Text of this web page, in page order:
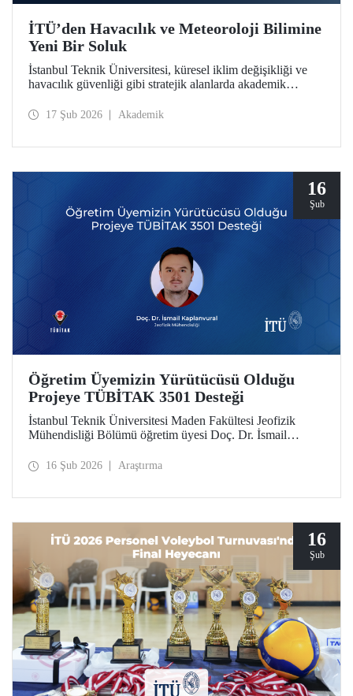
İTÜ’den Havacılık ve Meteoroloji Bilimine
Yeni Bir Soluk
İstanbul Teknik Üniversitesi, küresel iklim değişikliği ve
havacılık güvenliği gibi stratejik alanlarda akademik
Bilimleri Fakültesi bünyesinde hazırlıkları tamamlanan
17 Şub 2026 Akademik
16
Şub
Öğretim Üyemizin Yürütücüsü Olduğu
Projeye TÜBİTAK 3501 Desteği
İstanbul Teknik Üniversitesi Maden Fakültesi Jeofizik
Mühendisliği Bölümü öğretim üyesi Doç. Dr. İsmail
3501 Kariyer Geliştirme Programı kapsamında destek
16 Şub 2026 Araştırma
16
Şub